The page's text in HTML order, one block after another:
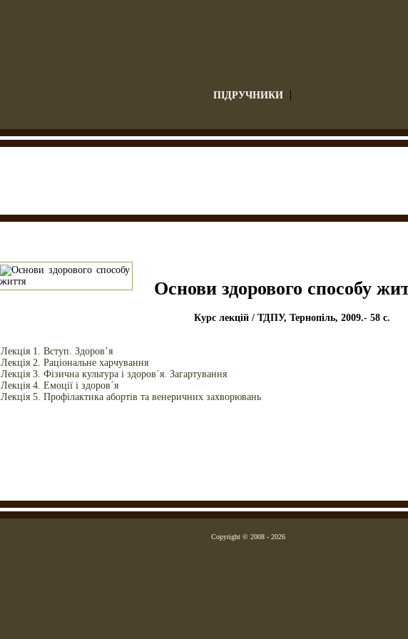
ПІДРУЧНИКИ
Основи здорового способу
Курс лекцій / ТДПУ, Тернопіль, 2009.- 58 c.
Лекція 1. Вступ. Здоров’я
Лекція 2. Раціональне харчування
Лекція 3. Фізична культура і здоров´я. Загартування
Лекція 4. Емоції і здоров´я
Лекція 5. Профілактика абортів та венеричних захворювань
Copyright © 2008 - 2026